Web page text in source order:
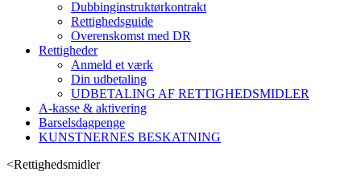
Dubbinginstruktørkontrakt
Rettighedsguide
Overenskomst med DR
Rettigheder
Anmeld et værk
Din udbetaling
UDBETALING AF RETTIGHEDSMIDLER
A-kasse & aktivering
Barselsdagpenge
KUNSTNERNES BESKATNING
<Rettighedsmidler